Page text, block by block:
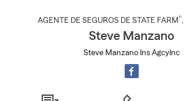
AGENTE DE SEGUROS DE STATE FARM®,
Steve Manzano
Steve Manzano Ins AgcyInc